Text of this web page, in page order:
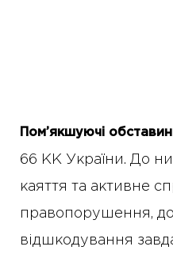
Пом’якшуючі
66 КК України. До
каяття та активне
правопорушення,
відшкодування